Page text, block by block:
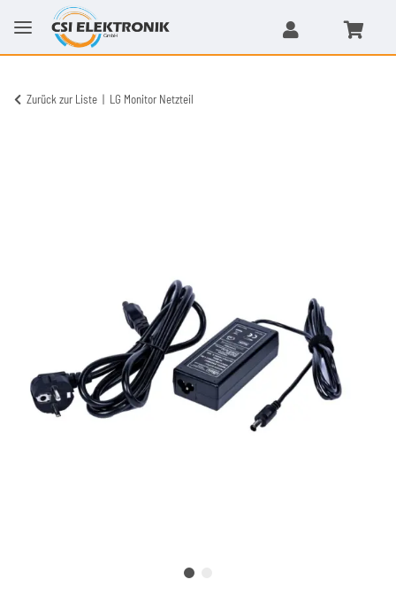
Zurück zur Liste LG Monitor Netzteil